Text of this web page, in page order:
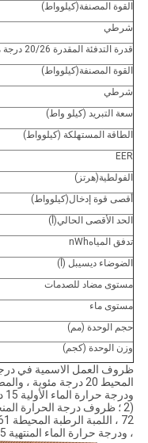
القوة المصنفة(كيلوواط)
شرطي
قدرة التدفئة المقدرة 20/26 درجة مئوية
القوة المصنفة(كيلوواط)
شرطي
سعة التبريد (كيلو واط)
الطاقة المستهلكة (كيلوواط)
EER
الفولطية(هرتز)
أقصى قوة إدخال(كيلوواط)
الحد الأقصى الحالي(أ)
تدفق المياهnWh
الضوضاء ديسيبل (أ)
مستوى مضاد للصدمات
مستوى ماء
حجم الوحدة (مم)
وزن الوحدة (كجم)
ظروف العمل الاسمية في
(2 ؛ ظروف درجة الحرارة
، ودرجة حرارة الماء المنتهية 55.